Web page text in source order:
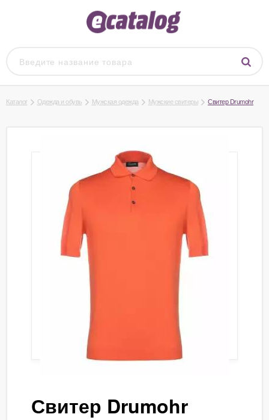
Каталог Одежда и обувь Мужская одежда Мужские свитеры Свитер Drumohr
Свитер Drumohr